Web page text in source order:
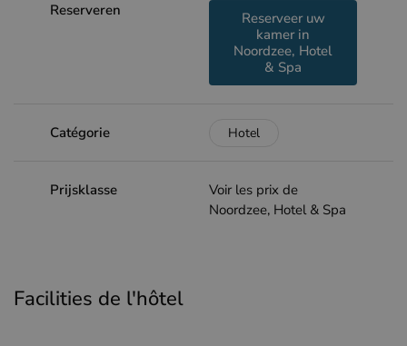
Reserveren
Reserveer uw
kamer in
Noordzee, Hotel
& Spa
Catégorie Hotel
Prijsklasse
Voir les prix de
Noordzee, Hotel & Spa
Facilities de l'hôtel